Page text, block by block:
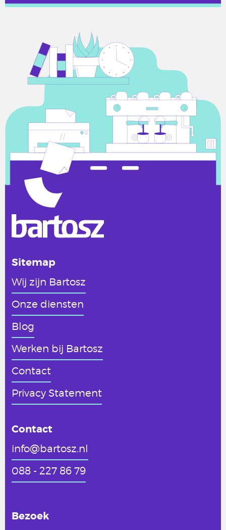
Sitemap
Wij zijn Bartosz
Onze diensten
Blog
Werken bij Bartosz
Contact
Privacy Statement
Contact
info@bartosz.nl
088 - 227 86 79
Bezoek